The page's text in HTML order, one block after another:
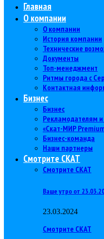
Главная
О компании
О компании
История компании
Технические
Документы
Топ-менеджмент
Ритмы города с
Контактная
Бизнес
Бизнес
Рекламодателям
«Скат-МИР
Бизнес-команда
Наши партнеры
Смотрите СКАТ
Смотрите СКАТ
Ваше утро от
23.03.2024
Смотрите СКАТ